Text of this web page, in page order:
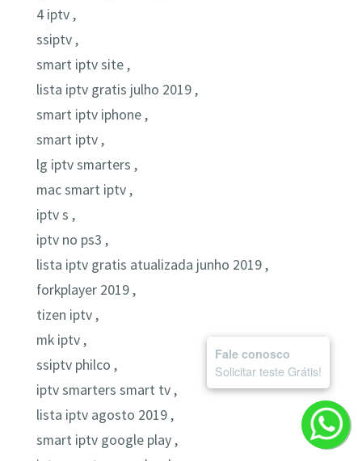
4 iptv ,
ssiptv ,
smart iptv site ,
lista iptv gratis julho 2019 ,
smart iptv iphone ,
smart iptv ,
lg iptv smarters ,
mac smart iptv ,
iptv s ,
iptv no ps3 ,
lista iptv gratis atualizada junho 2019 ,
forkplayer 2019 ,
tizen iptv ,
mk iptv ,
ssiptv philco ,
iptv smarters smart tv ,
lista iptv agosto 2019 ,
smart iptv google play ,
Fale conosco
Solicitar teste Grátis!